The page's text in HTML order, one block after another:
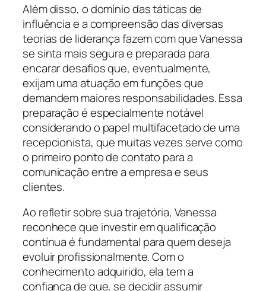
Além disso, o domínio das táticas de
influência e a compreensão das diversas
teorias de liderança fazem com que Vanessa
se sinta mais segura e preparada para
encarar desafios que, eventualmente,
exijam uma atuação em funções que
demandem maiores responsabilidades. Essa
preparação é especialmente notável
considerando o papel multifacetado de uma
recepcionista, que muitas vezes serve como
o primeiro ponto de contato para a
comunicação entre a empresa e seus
clientes.
Ao refletir sobre sua trajetória, Vanessa
reconhece que investir em qualificação
contínua é fundamental para quem deseja
evoluir profissionalmente. Com o
conhecimento adquirido, ela tem a
confiança de que, se decidir assumir